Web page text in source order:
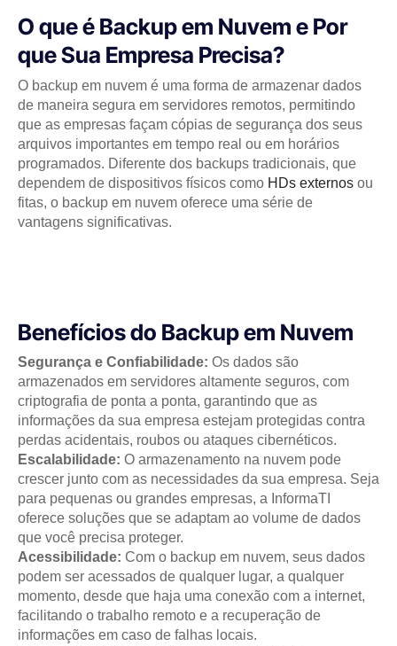
O que é Backup em Nuvem e Por
que Sua Empresa Precisa?
O backup em nuvem é uma forma de armazenar dados
de maneira segura em servidores remotos, permitindo
que as empresas façam cópias de segurança dos seus
arquivos importantes em tempo real ou em horários
programados. Diferente dos backups tradicionais, que
dependem de dispositivos físicos como HDs externos ou
fitas, o backup em nuvem oferece uma série de
vantagens significativas.
Benefícios do Backup em Nuvem
Segurança e Confiabilidade: Os dados são
armazenados em servidores altamente seguros, com
criptografia de ponta a ponta, garantindo que as
informações da sua empresa estejam protegidas contra
perdas acidentais, roubos ou ataques cibernéticos.
Escalabilidade: O armazenamento na nuvem pode
crescer junto com as necessidades da sua empresa. Seja
para pequenas ou grandes empresas, a InformaTI
oferece soluções que se adaptam ao volume de dados
que você precisa proteger.
Acessibilidade: Com o backup em nuvem, seus dados
podem ser acessados de qualquer lugar, a qualquer
momento, desde que haja uma conexão com a internet,
facilitando o trabalho remoto e a recuperação de
informações em caso de falhas locais.